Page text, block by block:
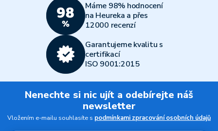
Máme 98% hodnocení
na Heureka a přes
12000 recenzí
Garantujeme kvalitu s
certifikací
ISO 9001:2015
Nenechte si nic ujít a odebírejte náš
newsletter
Vložením e-mailu souhlasíte s podmínkami zpracování osobních údajů